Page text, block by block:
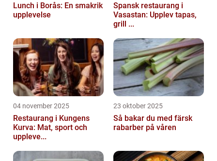
Lunch i Borås: En smakrik
upplevelse
Spansk restaurang i
Vasastan: Upplev tapas,
grill ...
04 november 2025
Restaurang i Kungens
Kurva: Mat, sport och
uppleve...
23 oktober 2025
Så bakar du med färsk
rabarber på våren